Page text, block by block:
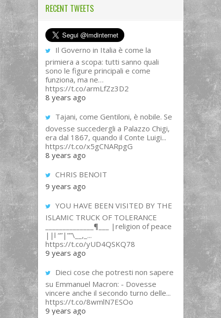
RECENT TWEETS
Il Governo in Italia è come la
primiera a scopa: tutti sanno quali
sono le figure principali e come
funziona, ma ne…
https://t.co/armLfZz3D2
8 years ago
Tajani, come Gentiloni, è nobile. Se
dovesse succedergli a Palazzo Chigi,
era dal 1867, quando il Conte Luigi...
https://t.co/x5gCNARpgG
8 years ago
CHRIS BENOIT
9 years ago
YOU HAVE BEEN VISITED BY THE
ISLAMIC TRUCK OF TOLERANCE
______________¶___ |religion of peace
||l “”|””\__,_...
https://t.co/yUD4QSKQ78
9 years ago
Dieci cose che potresti non sapere
su Emmanuel Macron: - Dovesse
vincere anche il secondo turno delle...
https://t.co/8wmlN7ESOo
9 years ago